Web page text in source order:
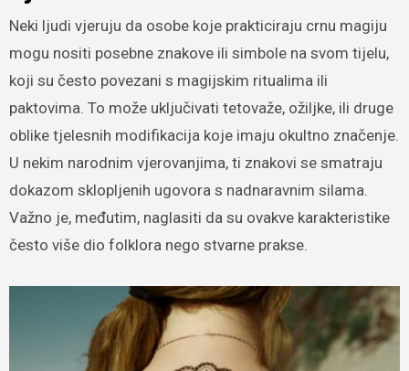
Neki ljudi vjeruju da osobe koje prakticiraju crnu magiju
mogu nositi posebne znakove ili simbole na svom tijelu,
koji su često povezani s magijskim ritualima ili
paktovima. To može uključivati tetovaže, ožiljke, ili druge
oblike tjelesnih modifikacija koje imaju okultno značenje.
U nekim narodnim vjerovanjima, ti znakovi se smatraju
dokazom sklopljenih ugovora s nadnaravnim silama.
Važno je, međutim, naglasiti da su ovakve karakteristike
često više dio folklora nego stvarne prakse.